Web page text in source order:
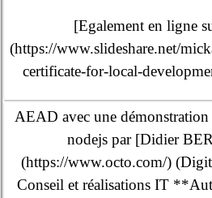
[Egalement en ligne
(https://www.slideshare.net/
certificate-for-local-
AEAD avec une
nodejs par [Didier
(https://www.octo.com/)
Conseil et réalisations IT